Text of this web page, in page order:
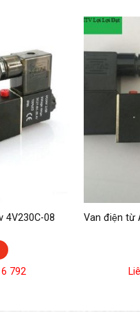
Van điện từ AIRTAC DC24v 4V230C-08
792
Van điện từ